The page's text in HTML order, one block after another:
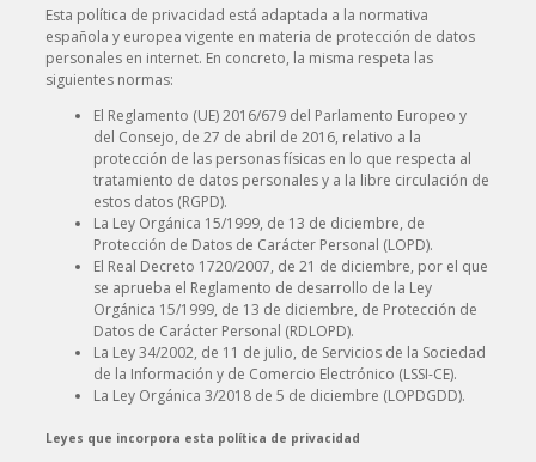
Esta política de privacidad está adaptada a la normativa
española y europea vigente en materia de protección de datos
personales en internet. En concreto, la misma respeta las
siguientes normas:
El Reglamento (UE) 2016/679 del Parlamento Europeo y
del Consejo, de 27 de abril de 2016, relativo a la
protección de las personas físicas en lo que respecta al
tratamiento de datos personales y a la libre circulación de
estos datos (RGPD).
La Ley Orgánica 15/1999, de 13 de diciembre, de
Protección de Datos de Carácter Personal (LOPD).
El Real Decreto 1720/2007, de 21 de diciembre, por el que
se aprueba el Reglamento de desarrollo de la Ley
Orgánica 15/1999, de 13 de diciembre, de Protección de
Datos de Carácter Personal (RDLOPD).
La Ley 34/2002, de 11 de julio, de Servicios de la Sociedad
de la Información y de Comercio Electrónico (LSSI-CE).
La Ley Orgánica 3/2018 de 5 de diciembre (LOPDGDD).
Leyes que incorpora esta política de privacidad